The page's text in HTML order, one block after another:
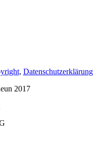
, Datenschutzerklärung
2017